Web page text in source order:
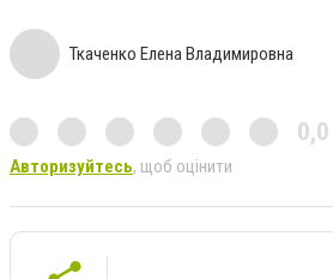
Ткаченко Елена Владимировна
0,0
Авторизуйтесь, щоб оцінити